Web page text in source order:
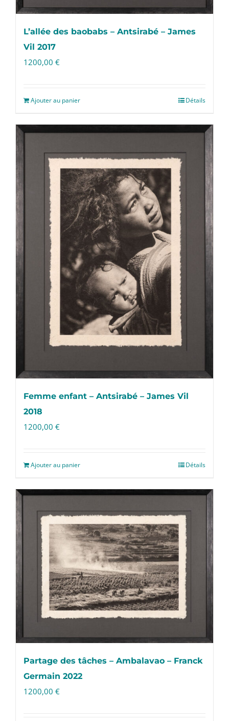
L’allée des baobabs – Antsirabé – James
Vil 2017
1200,00 €
Ajouter au panier Détails
Femme enfant – Antsirabé – James Vil
2018
1200,00 €
Ajouter au panier Détails
Partage des tâches – Ambalavao – Franck
Germain 2022
1200,00 €